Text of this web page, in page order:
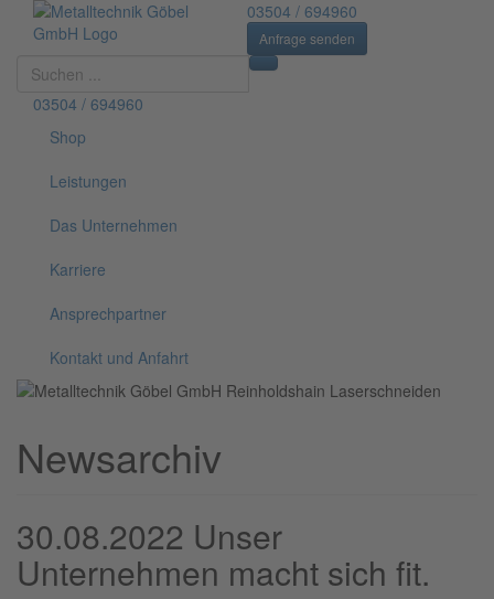
03504 / 694960
Anfrage senden
Suchen
03504 / 694960
Shop
Leistungen
Das Unternehmen
Karriere
Ansprechpartner
Kontakt und Anfahrt
Newsarchiv
30.08.2022 Unser
Unternehmen macht sich fit.